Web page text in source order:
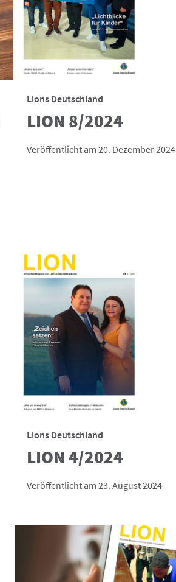
Lions Deutschland
LION 8/2024
Veröffentlicht am 20. Dezember 2024
Lions Deutschland
LION 4/2024
Veröffentlicht am 23. August 2024